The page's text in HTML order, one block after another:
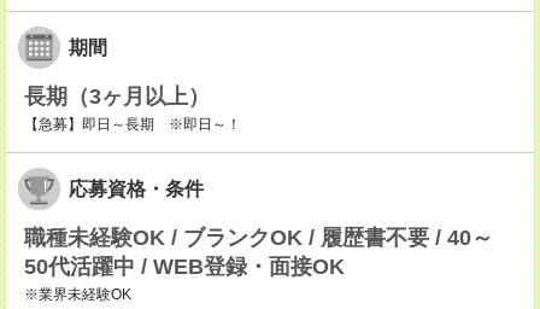
期間
長期（3ヶ月以上）
【急募】即日～長期 ※即日～！
応募資格・条件
職種未経験OK / ブランクOK / 履歴書不要 / 40～
50代活躍中 / WEB登録・面接OK
※業界未経験OK